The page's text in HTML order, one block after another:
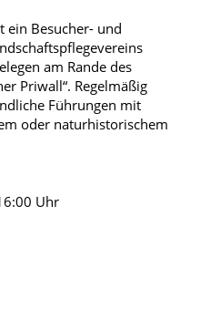
ein Besucher- und
am Rande des
Priwall“. Regelmäßig
Führungen mit
oder naturhistorischem
Uhr